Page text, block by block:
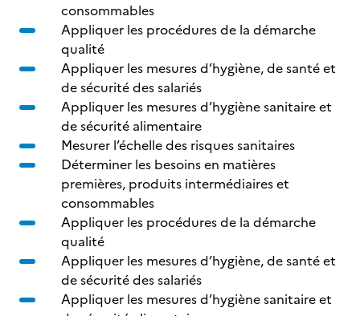
consommables
Appliquer les procédures de la démarche
qualité
Appliquer les mesures d’hygiène, de santé et
de sécurité des salariés
Appliquer les mesures d’hygiène sanitaire et
de sécurité alimentaire
Mesurer l’échelle des risques sanitaires
Déterminer les besoins en matières
premières, produits intermédiaires et
consommables
Appliquer les procédures de la démarche
qualité
Appliquer les mesures d’hygiène, de santé et
de sécurité des salariés
Appliquer les mesures d’hygiène sanitaire et